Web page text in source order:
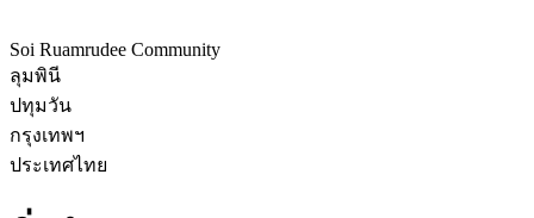
Soi Ruamrudee Community
ลุมพินี
ปทุมวัน
กรุงเทพฯ
ประเทศไทย